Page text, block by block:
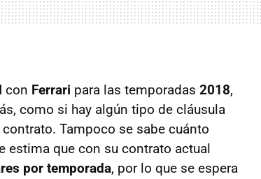
con Ferrari para las temporadas 2018,
como si hay algún tipo de cláusula
Tampoco se sabe cuánto
estima que con su contrato actual
por temporada, por lo que se espera